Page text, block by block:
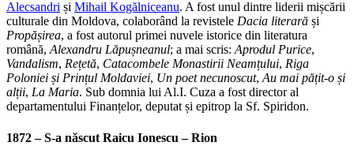
Alecsandri și Mihail Kogălniceanu. A fost unul dintre liderii mișcării
culturale din Moldova, colaborând la revistele Dacia literară și
Propășirea, a fost autorul primei nuvele istorice din literatura
română,Alexandru Lăpușneanul; a mai scris:Aprodul Purice,
Vandalism, Rețetă, Catacombele Monastirii Neamțului, Riga
Poloniei și Prințul Moldaviei, Un poet necunoscut,Au mai pățit-o și
alții, La Maria. Sub domnia lui Al.I. Cuza a fost director al
departamentului Finanțelor, deputat și epitrop la Sf. Spiridon.
1872 – S-a născut Raicu Ionescu – Rion